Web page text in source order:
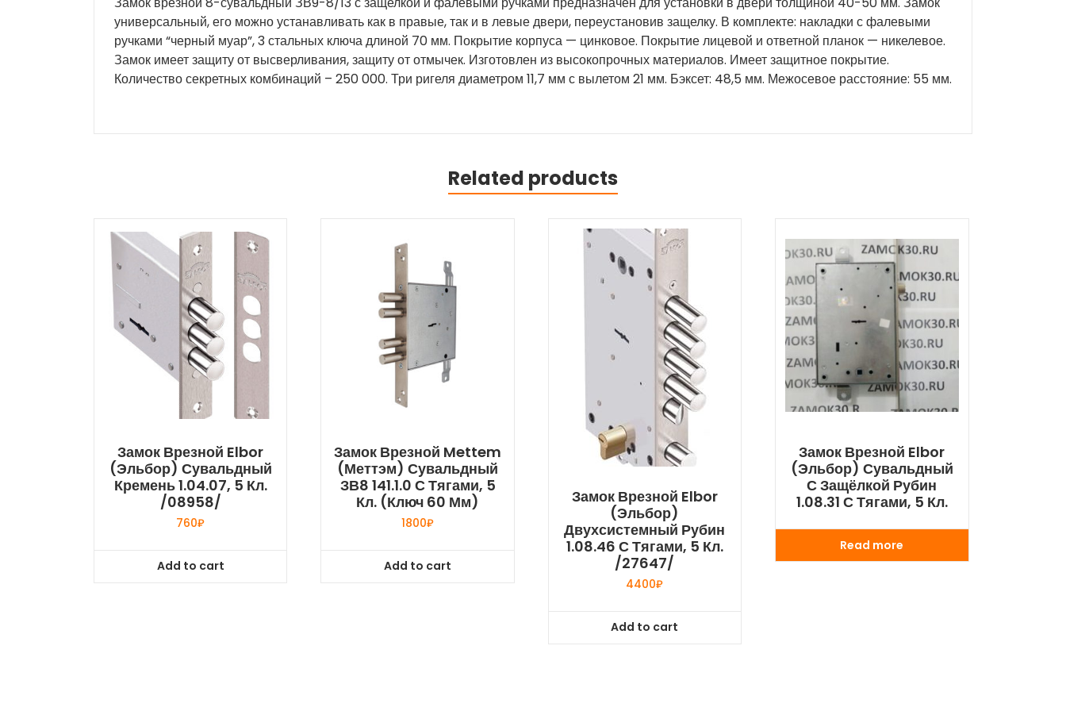
универсальный, его можно устанавливать как в правые, так и в левые двери, переустановив защелку. В комплекте: накладки с фалевыми
ручками “черный муар”, 3 стальных ключа длиной 70 мм. Покрытие корпуса — цинковое. Покрытие лицевой и ответной планок — никелевое.
Замок имеет защиту от высверливания, защиту от отмычек. Изготовлен из высокопрочных материалов. Имеет защитное покрытие.
Количество секретных комбинаций – 250 000. Три ригеля диаметром 11,7 мм с вылетом 21 мм. Бэксет: 48,5 мм. Межосевое расстояние: 55 мм.
Related products
Замок Врезной Elbor
(Эльбор) Сувальдный
Кремень 1.04.07, 5 Кл.
/08958/
760₽
Add to cart
Замок Врезной Mettem
(Меттэм) Сувальдный
ЗВ8 141.1.0 С Тягами, 5
Кл. (ключ 60 Мм)
1800₽
Add to cart
Замок Врезной Elbor
(Эльбор)
Двухсистемный Рубин
1.08.46 С Тягами, 5 Кл.
/27647/
4400₽
Add to cart
Замок Врезной Elbor
(Эльбор) Сувальдный
С Защёлкой Рубин
1.08.31 С Тягами, 5 Кл.
Read more